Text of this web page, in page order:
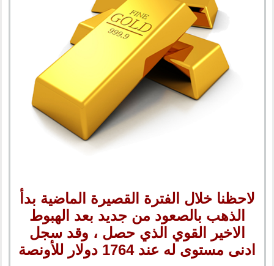
لاحظنا خلال الفترة القصيرة الماضية بدأ
الذهب بالصعود من جديد بعد الهبوط
الاخير القوي الذي حصل ، وقد سجل
ادنى مستوى له عند 1764 دولار للأونصة